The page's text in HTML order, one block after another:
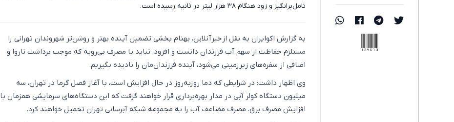
تامل‌برانگیز و زود هنگام ۳۸ هزار لیتر در ثانیه رسیده است.
به گزارش اکوایران به نقل از خبرآنلاین، بهنام بخشی تضمین آینده بهتر و روشن‌تر شهروندان تهرانی را
مستلزم حفاظت از سهم آب فرزندان دانست و افزود: نباید با مصرف بی‌رویه که موجب برداشت ناروا و
اضافی از سفره‌های زیرزمینی می‌شود، آینده فرزندان‌مان را نادیده بگیریم.
وی اظهار داشت: در شرایطی که دما روزبه‌روز در حال افزایش است، با آغاز فصل گرما در تهران، سه
میلیون دستگاه کولر آبی در مدار بهره‌برداری قرار خواهند گرفت که این دستگاه‌های سرمایشی همزمان با
افزایش مصرف برق، مصرف مضاعف آب را به مجموعه شبکه آبرسانی تهران تحمیل خواهند کرد.